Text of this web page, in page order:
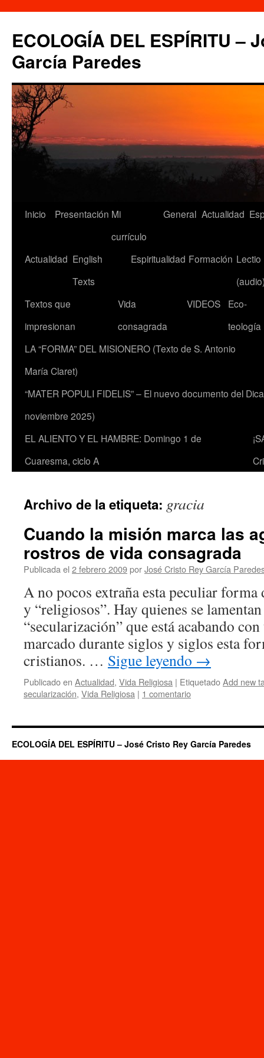
contenido
ECOLOGÍA DEL ESPÍRITU –
García Paredes
Inicio Presentación Mi
currículo
General Actualidad
Actualidad English
Texts
Espiritualidad Formación Lectio
Textos que
impresionan
Vida
consagrada
VIDEOS
Eco-
teología
LA “FORMA” DEL MISIONERO (Texto de S. Antonio
María Claret)
“MATER POPULI FIDELIS” – El nuevo documento del
noviembre 2025)
EL ALIENTO Y EL HAMBRE: Domingo 1 de
Cuaresma, ciclo A
Archivo de la etiqueta: gracia
Cuando la misión marca las
rostros de vida consagrada
Publicada el 2 febrero 2009porJosé Cristo Rey García
A no pocos extraña esta peculiar forma
y “religiosos”. Hay quienes se
“secularización” que está acabando
marcado durante siglos y siglos esta
cristianos. … Sigue leyendo →
Publicado en Actualidad, Vida Religiosa | EtiquetadoAdd new
secularización, Vida Religiosa | 1 comentario
ECOLOGÍA DEL ESPÍRITU – José Cristo Rey García Paredes